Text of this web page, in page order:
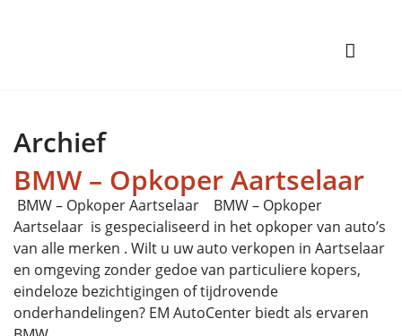
Archief
BMW – Opkoper Aartselaar
BMW – Opkoper Aartselaar BMW – Opkoper
Aartselaar is gespecialiseerd in het opkoper van auto’s
van alle merken . Wilt u uw auto verkopen in Aartselaar
en omgeving zonder gedoe van particuliere kopers,
eindeloze bezichtigingen of tijdrovende
onderhandelingen? EM AutoCenter biedt als ervaren